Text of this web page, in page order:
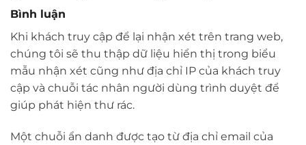
Bình luận
Khi khách truy cập để lại nhận xét trên trang web,
chúng tôi sẽ thu thập dữ liệu hiển thị trong biểu
mẫu nhận xét cũng như địa chỉ IP của khách truy
cập và chuỗi tác nhân người dùng trình duyệt để
giúp phát hiện thư rác.
Một chuỗi ẩn danh được tạo từ địa chỉ email của